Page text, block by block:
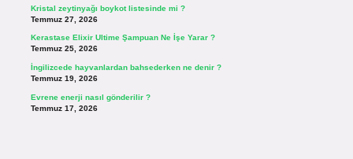
Kristal zeytinyağı boykot listesinde mi ?
Temmuz 27, 2026
Kerastase Elixir Ultime Şampuan Ne İşe Yarar ?
Temmuz 25, 2026
İngilizcede hayvanlardan bahsederken ne denir ?
Temmuz 19, 2026
Evrene enerji nasıl gönderilir ?
Temmuz 17, 2026